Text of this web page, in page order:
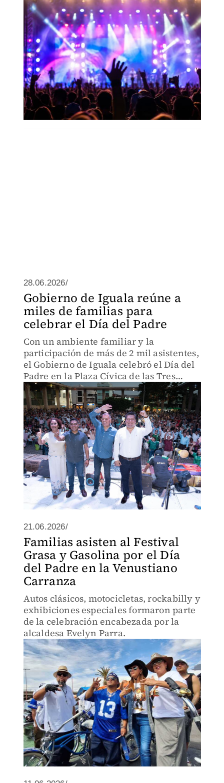
28.06.2026/
Gobierno de Iguala reúne a
miles de familias para
celebrar el Día del Padre
Con un ambiente familiar y la
participación de más de 2 mil asistentes,
el Gobierno de Iguala celebró el Día del
Padre en la Plaza Cívica de las Tres
Garantías.
21.06.2026/
Familias asisten al Festival
Grasa y Gasolina por el Día
del Padre en la Venustiano
Carranza
Autos clásicos, motocicletas, rockabilly y
exhibiciones especiales formaron parte
de la celebración encabezada por la
alcaldesa Evelyn Parra.